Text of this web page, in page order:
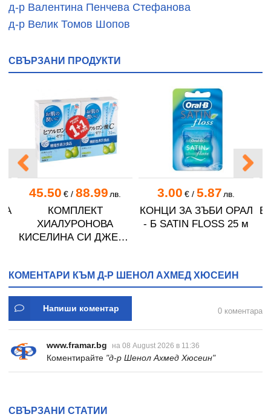
д-р Валентина Пенчева Стефанова
д-р Велик Томов Шопов
СВЪРЗАНИ ПРОДУКТИ
45.50 €/ 88.99 лв.
КОМПЛЕКТ
ХИАЛУРОНОВА
КИСЕЛИНА СИ ДЖЕЛИ
3.00 €/ 5.87 лв.
КОНЦИ ЗА ЗЪБИ ОРАЛ
- Б SATIN FLOSS 25 м
КОМЕНТАРИ КЪМ Д-Р ШЕНОЛ АХМЕД ХЮСЕИН
Напиши коментар 0 коментара
www.framar.bg на 08 August 2026 в 11:36
Коментирайте "д-р Шенол Ахмед Хюсеин"
СВЪРЗАНИ СТАТИИ